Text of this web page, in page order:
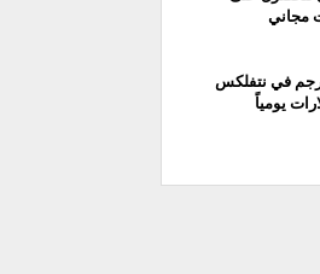
مجاني
في نتفلكس
يومياً